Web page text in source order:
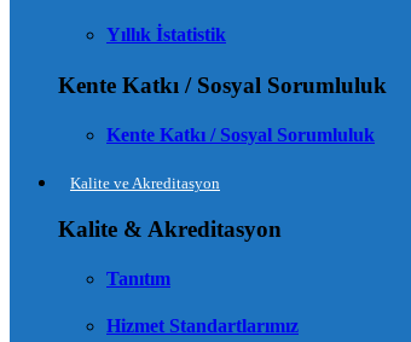
Yıllık İstatistik
Kente Katkı / Sosyal Sorumluluk
Kente Katkı / Sosyal Sorumluluk
Kalite ve Akreditasyon
Kalite & Akreditasyon
Tanıtım
Hizmet Standartlarımız